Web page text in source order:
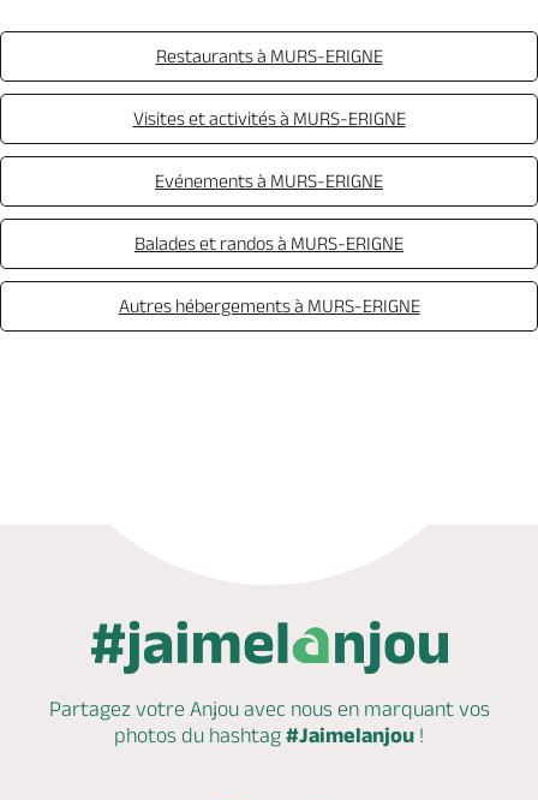
Restaurants à MURS-ERIGNE
Visites et activités à MURS-ERIGNE
Evénements à MURS-ERIGNE
Balades et randos à MURS-ERIGNE
Autres hébergements à MURS-ERIGNE
Partagez votre Anjou avec nous en marquantvos
photos du hashtag #Jaimelanjou !